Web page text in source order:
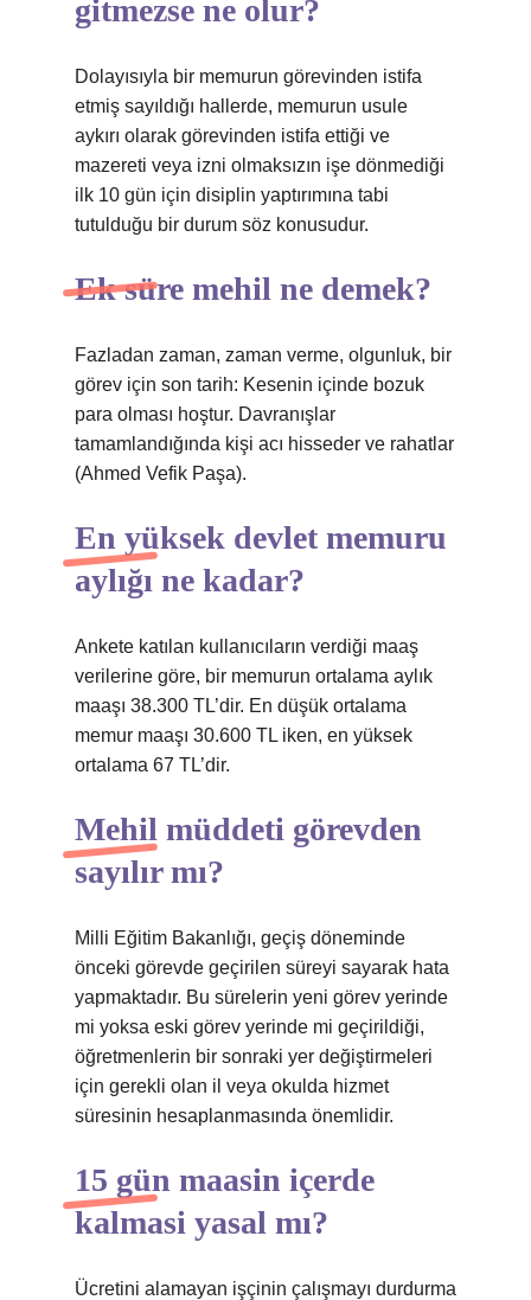
gitmezse ne olur?
Dolayısıyla bir memurun görevinden istifa
etmiş sayıldığı hallerde, memurun usule
aykırı olarak görevinden istifa ettiği ve
mazereti veya izni olmaksızın işe dönmediği
ilk 10 gün için disiplin yaptırımına tabi
tutulduğu bir durum söz konusudur.
Ek süre mehil ne demek?
Fazladan zaman, zaman verme, olgunluk, bir
görev için son tarih: Kesenin içinde bozuk
para olması hoştur. Davranışlar
tamamlandığında kişi acı hisseder ve rahatlar
(Ahmed Vefik Paşa).
En yüksek devlet memuru
aylığı ne kadar?
Ankete katılan kullanıcıların verdiği maaş
verilerine göre, bir memurun ortalama aylık
maaşı 38.300 TL’dir. En düşük ortalama
memur maaşı 30.600 TL iken, en yüksek
ortalama 67 TL’dir.
Mehil müddeti görevden
sayılır mı?
Milli Eğitim Bakanlığı, geçiş döneminde
önceki görevde geçirilen süreyi sayarak hata
yapmaktadır. Bu sürelerin yeni görev yerinde
mi yoksa eski görev yerinde mi geçirildiği,
öğretmenlerin bir sonraki yer değiştirmeleri
için gerekli olan il veya okulda hizmet
süresinin hesaplanmasında önemlidir.
15 gün maasin içerde
kalmasi yasal mı?
Ücretini alamayan işçinin çalışmayı durdurma